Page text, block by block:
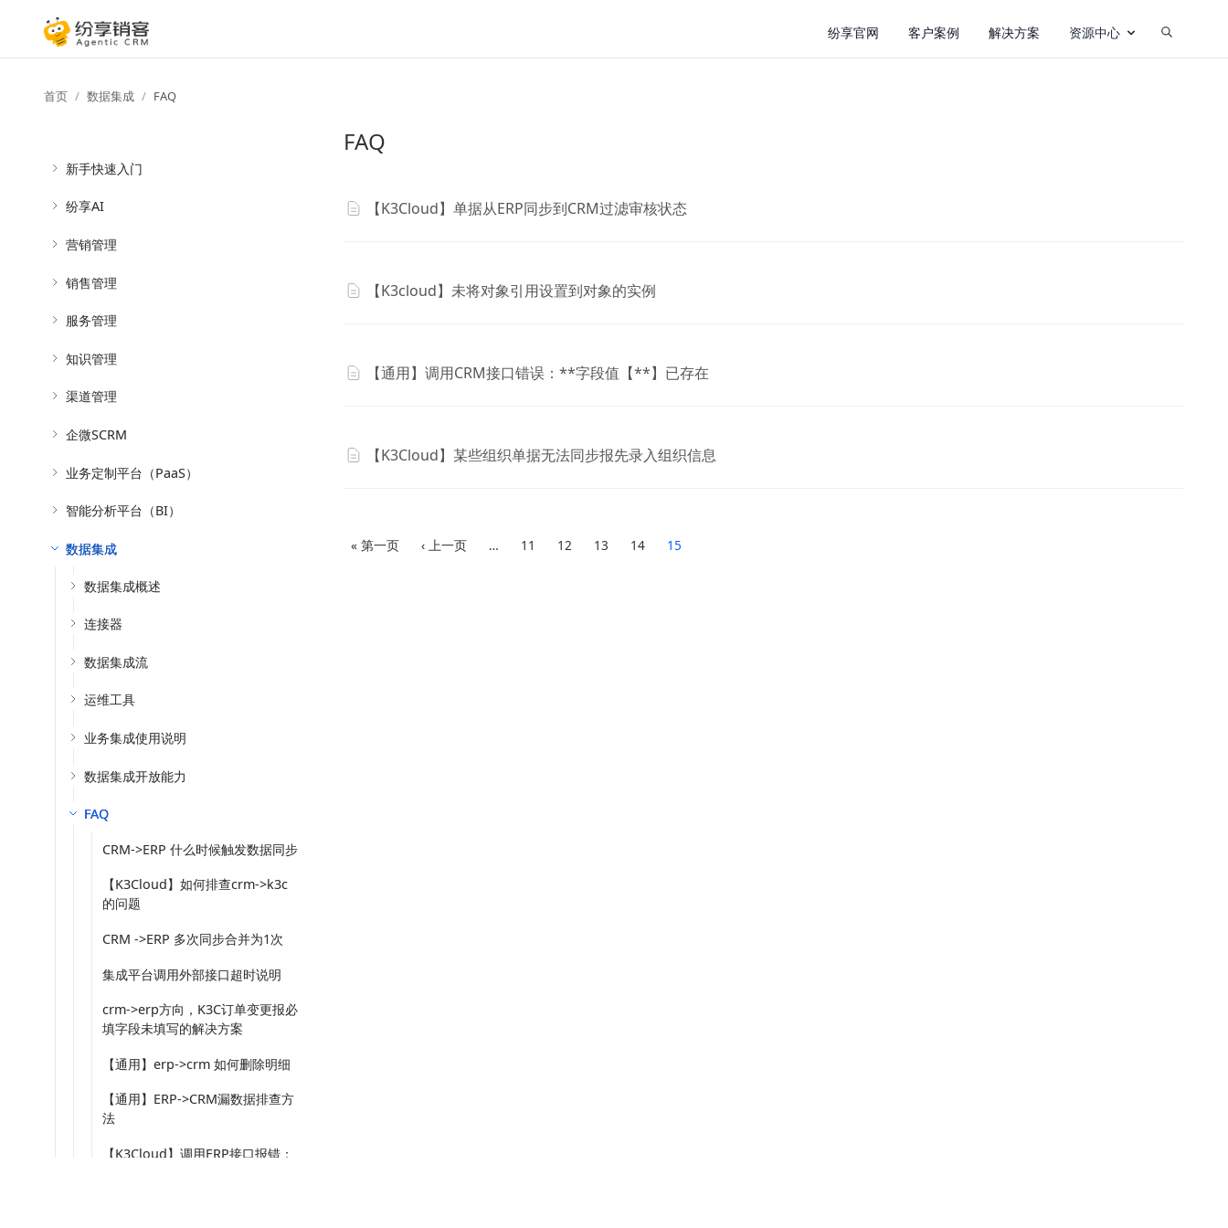
纷享官网 客户案例 解决方案 资源中心
首页 数据集成 FAQ
新手快速入门
纷享AI
营销管理
销售管理
服务管理
知识管理
渠道管理
企微SCRM
业务定制平台（PaaS）
智能分析平台（BI）
数据集成
数据集成概述
连接器
数据集成流
运维工具
业务集成使用说明
数据集成开放能力
FAQ
CRM->ERP 什么时候触发数据同步
【K3Cloud】如何排查crm->k3c
的问题
CRM ->ERP 多次同步合并为1次
集成平台调用外部接口超时说明
crm->erp方向，K3C订单变更报必
填字段未填写的解决方案
【通用】erp->crm 如何删除明细
【通用】ERP->CRM漏数据排查方
法
【K3Cloud】调用ERP接口报错：
FAQ
【K3Cloud】单据从ERP同步到CRM过滤审核状态
【K3cloud】未将对象引用设置到对象的实例
【通用】调用CRM接口错误：**字段值【**】已存在
【K3Cloud】某些组织单据无法同步报先录入组织信息
« 第一页 ‹ 上一页 … 11 12 13 14 15